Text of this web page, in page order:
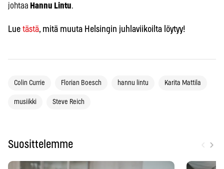
johtaa Hannu Lintu.
Lue tästä, mitä muuta Helsingin juhlaviikoilta löytyy!
Colin Currie Florian Boesch hannu lintu Karita Mattila
musiikki Steve Reich
Suosittelemme ›